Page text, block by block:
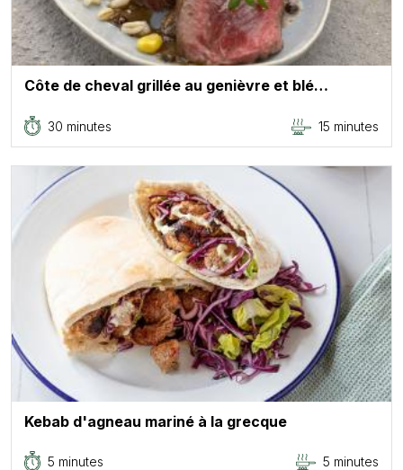
Côte de cheval grillée au genièvre et blé…
30 minutes 15 minutes
Kebab d'agneau mariné à la grecque
5 minutes 5 minutes